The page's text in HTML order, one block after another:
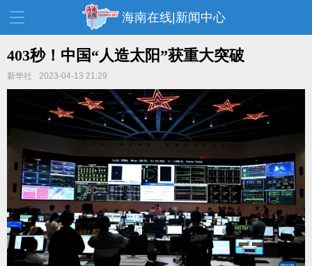
海南在线|新闻中心
资讯中心
消费 财经
健康 房产
家装 交通 美食
生活 演出 活动
展会 走读海南 周末去哪儿
人才在线 天涯企服
403秒！中国“人造太阳”获重大突破
新华社 2023-04-13 21:29